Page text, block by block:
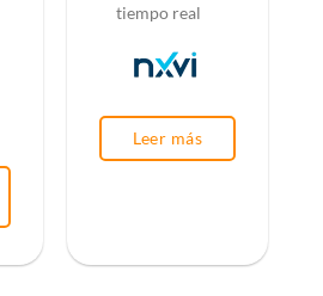
tiempo real
Leer más